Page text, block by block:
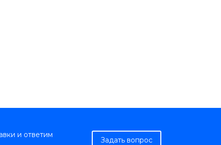
и ответим
Задать вопрос